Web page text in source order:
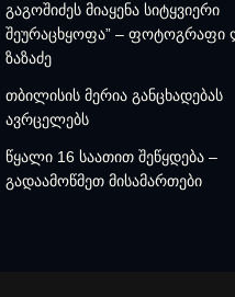
გაგოშიძეს მიაყენა სიტყვიერი
შეურაცხყოფა” – ფოტოგრაფი
ზაზაძე
თბილისის მერია განცხადებას
ავრცელებს
წყალი 16 საათით შეწყდება –
გადაამოწმეთ მისამართები